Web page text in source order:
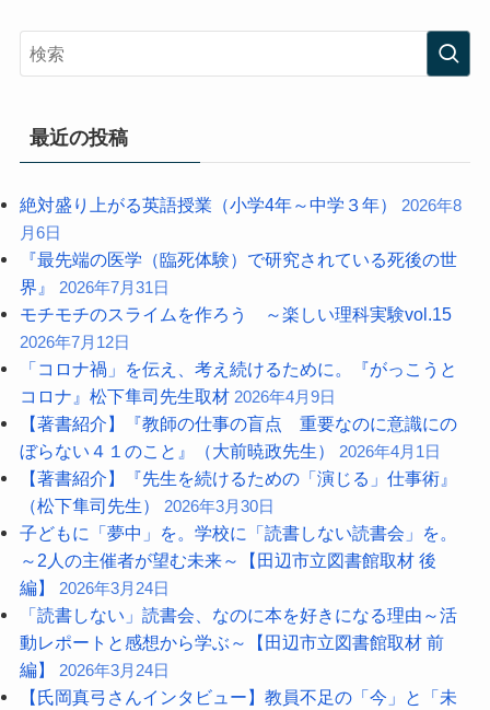
最近の投稿
絶対盛り上がる英語授業（小学4年～中学３年） 2026年8
月6日
『最先端の医学（臨死体験）で研究されている死後の世
界』 2026年7月31日
モチモチのスライムを作ろう ～楽しい理科実験vol.15
2026年7月12日
「コロナ禍」を伝え、考え続けるために。『がっこうと
コロナ』松下隼司先生取材 2026年4月9日
【著書紹介】『教師の仕事の盲点 重要なのに意識にの
ぼらない４１のこと』（大前暁政先生） 2026年4月1日
【著書紹介】『先生を続けるための「演じる」仕事術』
（松下隼司先生） 2026年3月30日
子どもに「夢中」を。学校に「読書しない読書会」を。
～2人の主催者が望む未来～【田辺市立図書館取材 後
編】 2026年3月24日
「読書しない」読書会、なのに本を好きになる理由～活
動レポートと感想から学ぶ～【田辺市立図書館取材 前
編】 2026年3月24日
【氏岡真弓さんインタビュー】教員不足の「今」と「未